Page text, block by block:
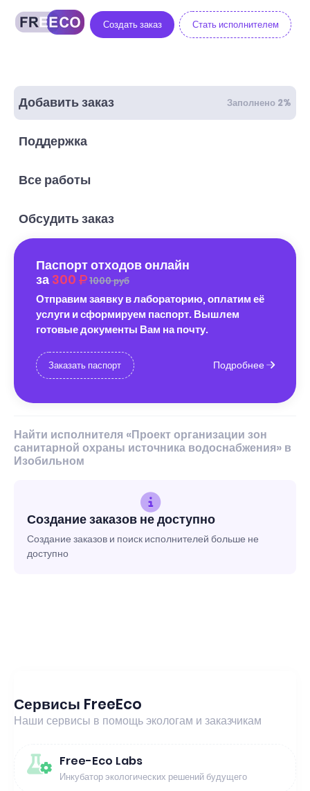
Создать заказ Стать исполнителем
Добавить заказ Заполнено 2%
Поддержка
Все работы
Обсудить заказ
Паспорт отходов онлайн
за 300 1000 руб
Отправим заявку в лабораторию, оплатим её
услуги и сформируем паспорт. Вышлем
готовые документы Вам на почту.
Заказать паспорт Подробнее
Найти исполнителя «Проект организации зон
санитарной охраны источника водоснабжения» в
Изобильном
Создание заказов не доступно
Создание заказов и поиск исполнителей больше не
доступно
Сервисы FreeEco
Наши сервисы в помощь экологам и заказчикам
Free-Eco Labs
Инкубатор экологических решений будущего